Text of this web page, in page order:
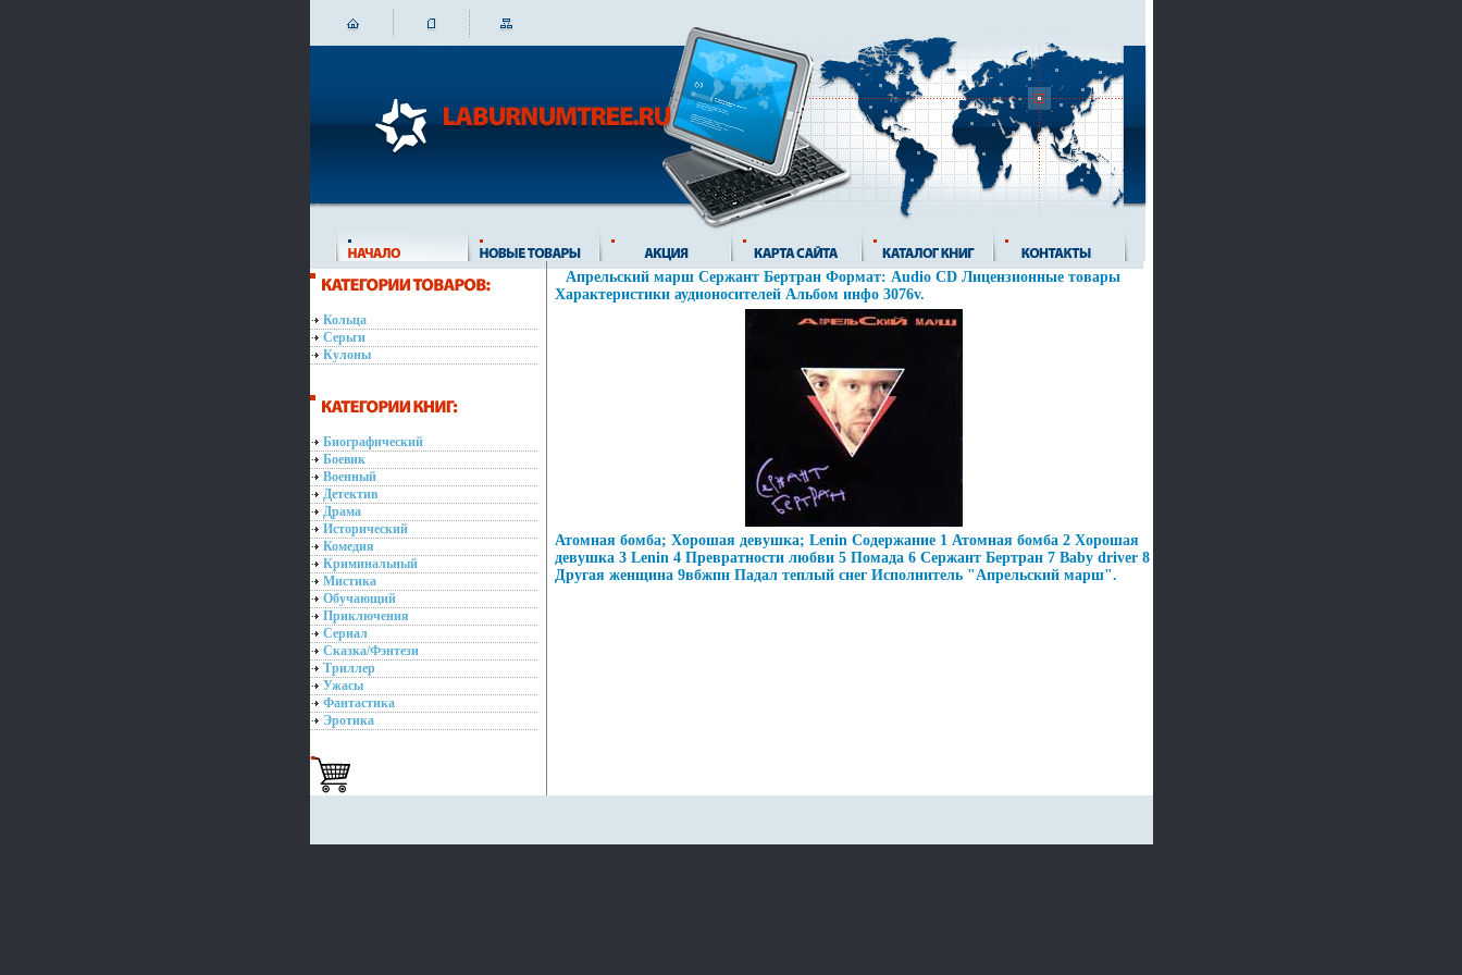
Кольца
Серьги
Кулоны
Биографический
Боевик
Военный
Детектив
Драма
Исторический
Комедия
Криминальный
Мистика
Обучающий
Приключения
Сериал
Сказка/Фэнтези
Триллер
Ужасы
Фантастика
Эротика
Апрельский марш Сержант Бертран Формат: Audio CD Лицензионные товары
Характеристики аудионосителей Альбом инфо 3076v.
Атомная бомба; Хорошая девушка; Lenin Содержание 1 Атомная бомба 2 Хорошая
девушка 3 Lenin 4 Превратности любви 5 Помада 6 Сержант Бертран 7 Baby driver 8
Другая женщина 9вбжпн Падал теплый снег Исполнитель "Апрельский марш".